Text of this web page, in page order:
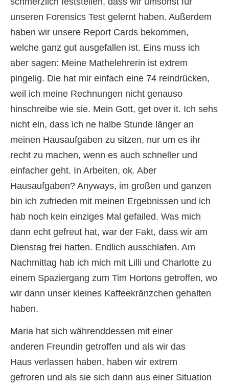
unseren Forensics Test gelernt haben. Außerdem
haben wir unsere Report Cards bekommen,
welche ganz gut ausgefallen ist. Eins muss ich
aber sagen: Meine Mathelehrerin ist extrem
pingelig. Die hat mir einfach eine 74 reindrücken,
weil ich meine Rechnungen nicht genauso
hinschreibe wie sie. Mein Gott, get over it. Ich sehs
nicht ein, dass ich ne halbe Stunde länger an
meinen Hausaufgaben zu sitzen, nur um es ihr
recht zu machen, wenn es auch schneller und
einfacher geht. In Arbeiten, ok. Aber
Hausaufgaben? Anyways, im großen und ganzen
bin ich zufrieden mit meinen Ergebnissen und ich
hab noch kein einziges Mal gefailed. Was mich
dann echt gefreut hat, war der Fakt, dass wir am
Dienstag frei hatten. Endlich ausschlafen. Am
Nachmittag hab ich mich mit Lilli und Charlotte zu
einem Spaziergang zum Tim Hortons getroffen, wo
wir dann unser kleines Kaffeekränzchen gehalten
haben.
Maria hat sich währenddessen mit einer
anderen Freundin getroffen und als wir das
Haus verlassen haben, haben wir extrem
gefroren und als sie sich dann aus einer Situation